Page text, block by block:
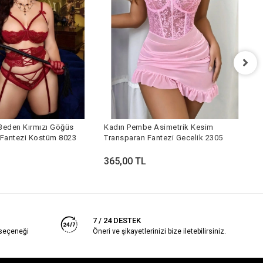
Kırmızı Göğüs
Kostüm 8023
Kadın Pembe Asimetrik Kesim
Transparan Fantezi Gecelik 2305
365,00 TL
7 / 24 DESTEK
Öneri ve şikayetlerinizi bize iletebilirsiniz.